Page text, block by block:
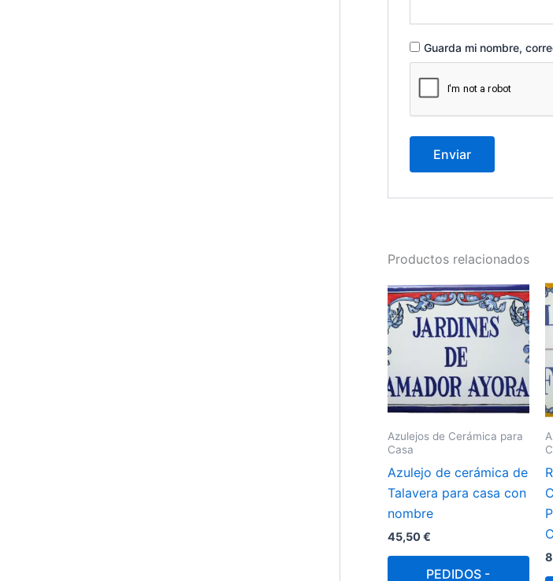
Guarda mi nombre,
Productos relacionados
Azulejos de Cerámica para
Casa
Azulejo de cerámica de
Talavera para casa con
nombre
45,50€
PEDIDOS -